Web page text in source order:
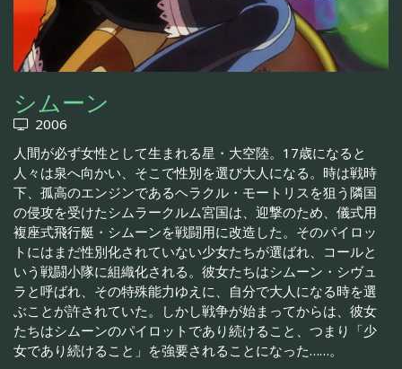
シムーン
2006
人間が必ず女性として生まれる星・大空陸。17歳になると
人々は泉へ向かい、そこで性別を選び大人になる。時は戦時
下、孤高のエンジンであるヘラクル・モートリスを狙う隣国
の侵攻を受けたシムラークルム宮国は、迎撃のため、儀式用
複座式飛行艇・シムーンを戦闘用に改造した。そのパイロッ
トにはまだ性別化されていない少女たちが選ばれ、コールと
いう戦闘小隊に組織化される。彼女たちはシムーン・シヴュ
ラと呼ばれ、その特殊能力ゆえに、自分で大人になる時を選
ぶことが許されていた。しかし戦争が始まってからは、彼女
たちはシムーンのパイロットであり続けること、つまり「少
女であり続けること」を強要されることになった……。